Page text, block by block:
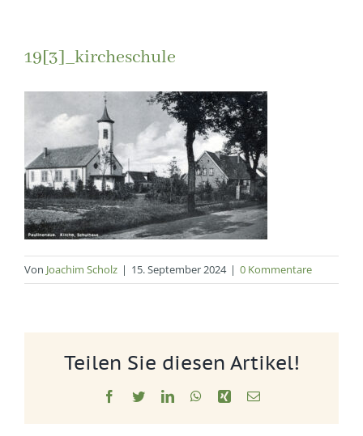
19[3]_kircheschule
Von Joachim Scholz | 15. September 2024 | 0 Kommentare
Teilen Sie diesen Artikel!
Facebook
TwitterLinkedInWhatsApp
Xing E-